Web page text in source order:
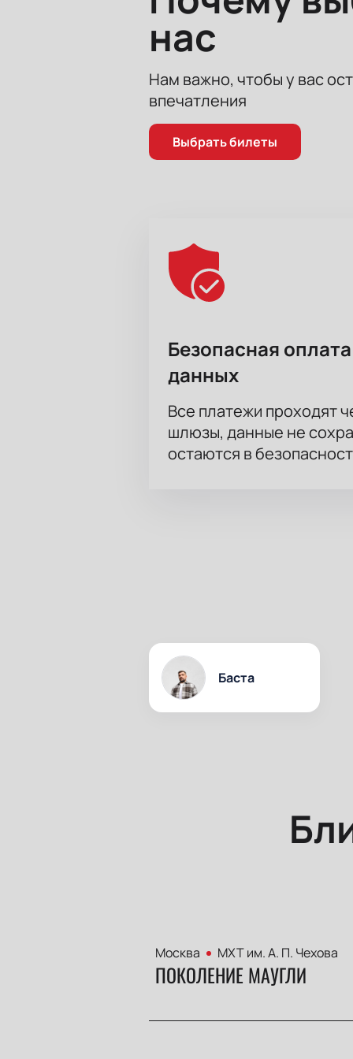
воспоминания.
нас
Нам важно, чтобы у вас
впечатления
Выбрать билеты
Безопасная
данных
Все платежи проходят
шлюзы, данные не
остаются в
Баста
Москва МХТ им. А. П. Чехова
ПОКОЛЕНИЕ МАУГЛИ